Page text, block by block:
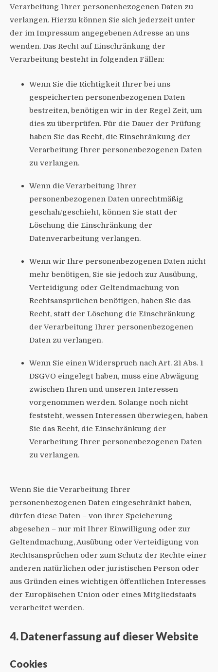
Verarbeitung Ihrer personenbezogenen Daten zu
verlangen. Hierzu können Sie sich jederzeit unter
der im Impressum angegebenen Adresse an uns
wenden. Das Recht auf Einschränkung der
Verarbeitung besteht in folgenden Fällen:
Wenn Sie die Richtigkeit Ihrer bei uns
gespeicherten personenbezogenen Daten
bestreiten, benötigen wir in der Regel Zeit, um
dies zu überprüfen. Für die Dauer der Prüfung
haben Sie das Recht, die Einschränkung der
Verarbeitung Ihrer personenbezogenen Daten
zu verlangen.
Wenn die Verarbeitung Ihrer
personenbezogenen Daten unrechtmäßig
geschah/geschieht, können Sie statt der
Löschung die Einschränkung der
Datenverarbeitung verlangen.
Wenn wir Ihre personenbezogenen Daten nicht
mehr benötigen, Sie sie jedoch zur Ausübung,
Verteidigung oder Geltendmachung von
Rechtsansprüchen benötigen, haben Sie das
Recht, statt der Löschung die Einschränkung
der Verarbeitung Ihrer personenbezogenen
Daten zu verlangen.
Wenn Sie einen Widerspruch nach Art. 21 Abs. 1
DSGVO eingelegt haben, muss eine Abwägung
zwischen Ihren und unseren Interessen
vorgenommen werden. Solange noch nicht
feststeht, wessen Interessen überwiegen, haben
Sie das Recht, die Einschränkung der
Verarbeitung Ihrer personenbezogenen Daten
zu verlangen.
Wenn Sie die Verarbeitung Ihrer
personenbezogenen Daten eingeschränkt haben,
dürfen diese Daten – von ihrer Speicherung
abgesehen – nur mit Ihrer Einwilligung oder zur
Geltendmachung, Ausübung oder Verteidigung von
Rechtsansprüchen oder zum Schutz der Rechte einer
anderen natürlichen oder juristischen Person oder
aus Gründen eines wichtigen öffentlichen Interesses
der Europäischen Union oder eines Mitgliedstaats
verarbeitet werden.
4. Datenerfassung auf dieser Website
Cookies